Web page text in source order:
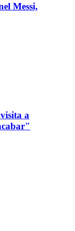
Messi,
a